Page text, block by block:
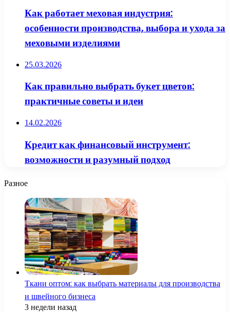
Как работает меховая индустрия:
особенности производства, выбора и ухода за
меховыми изделиями
25.03.2026
Как правильно выбрать букет цветов:
практичные советы и идеи
14.02.2026
Кредит как финансовый инструмент:
возможности и разумный подход
Разное
Ткани оптом: как выбрать материалы для производства
и швейного бизнеса
3 недели назад